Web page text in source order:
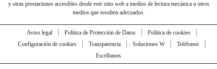
y otras prestaciones accesibles desde este sitio web a medios de lectura mecánica u otros
medios que resulten adecuados.
Aviso legal Política de Protección de Datos
Política de cookies
Configuración de cookies
Transparencia Soluciones W
Teléfonos
Escríbanos